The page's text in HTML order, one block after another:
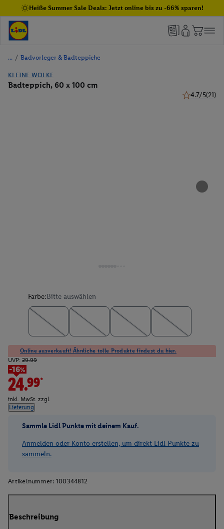
Heiße Summer Sale Deals: Jetzt online bis zu -66% sparen!
/ Badvorleger & Badteppiche
KLEINE WOLKE
Badteppich, 60 x 100 cm
4.7/5(21)
Farbe:Bitte auswählen
Online ausverkauft! Ähnliche tolle Produkte findest du hier.
UVP: 29.99
-16%
24.99*
inkl. MwSt. zzgl.
Lieferung
Sammle Lidl Punkte mit deinem Kauf.
Anmelden oder Konto erstellen, um direkt Lidl Punkte zu
sammeln.
Artikelnummer: 100344812
Beschreibung